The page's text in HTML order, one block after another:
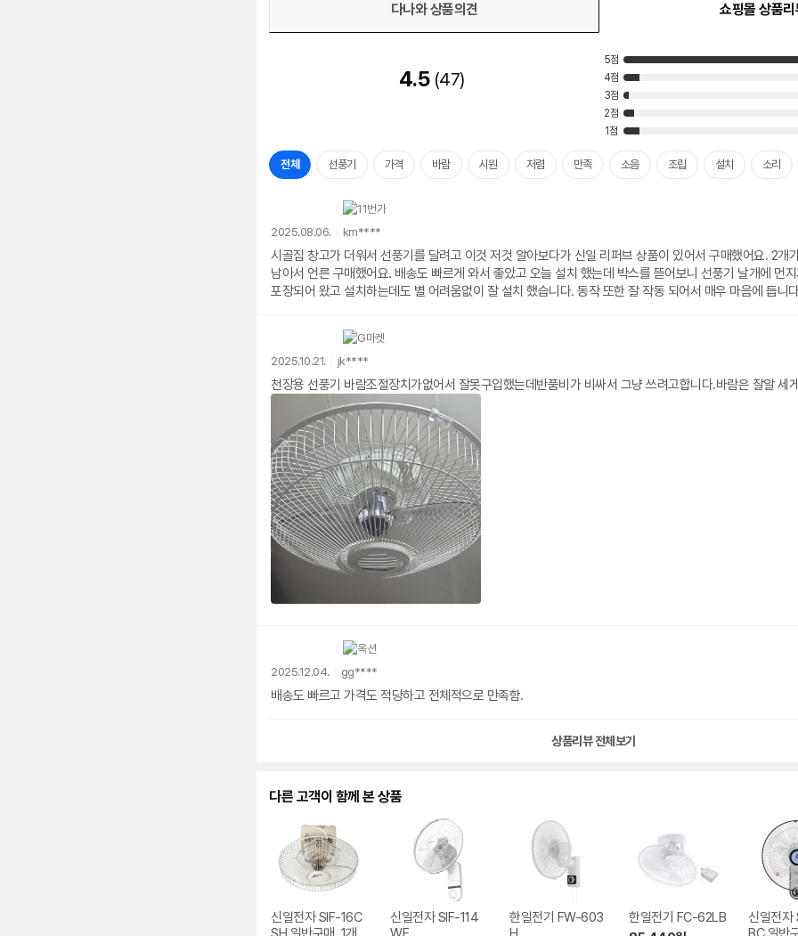
다나와 상품의견 쇼핑몰 상품리
4.5 47
5점
4점
3점
2점
1점
전체 선풍기 가격 바람 시원 저렴 만족 소음 조립 설치 소리
2025.08.06. km****
시골집 창고가 더워서 선풍기를 달려고 이것 저것 알아보다가 신일 리퍼브 상품이 있어서 구매했어요. 2개
남아서 언른 구매했어요. 배송도 빠르게 와서 좋았고 오늘 설치 했는데 박스를 뜯어보니 선풍기 날개에 먼
포장되어 왔고 설치하는데도 별 어려움없이 잘 설치 했습니다. 동작 또한 잘 작동 되어서 매우 마음에 듭니
2025.10.21. jk****
천장용 선풍기 바람조절장치가없어서 잘못구입했는데반품비가 비싸서 그냥 쓰려고합니
2025.12.04. gg****
배송도 빠르고 가격도 적당하고 전체적으로 만족함.
상품리뷰 전체보기
다른 고객이 함께 본 상품
신일전자 SIF-16C
신일전자 SIF-114
한일전기 FW-603
한일전기 FC-62LB
신일전자